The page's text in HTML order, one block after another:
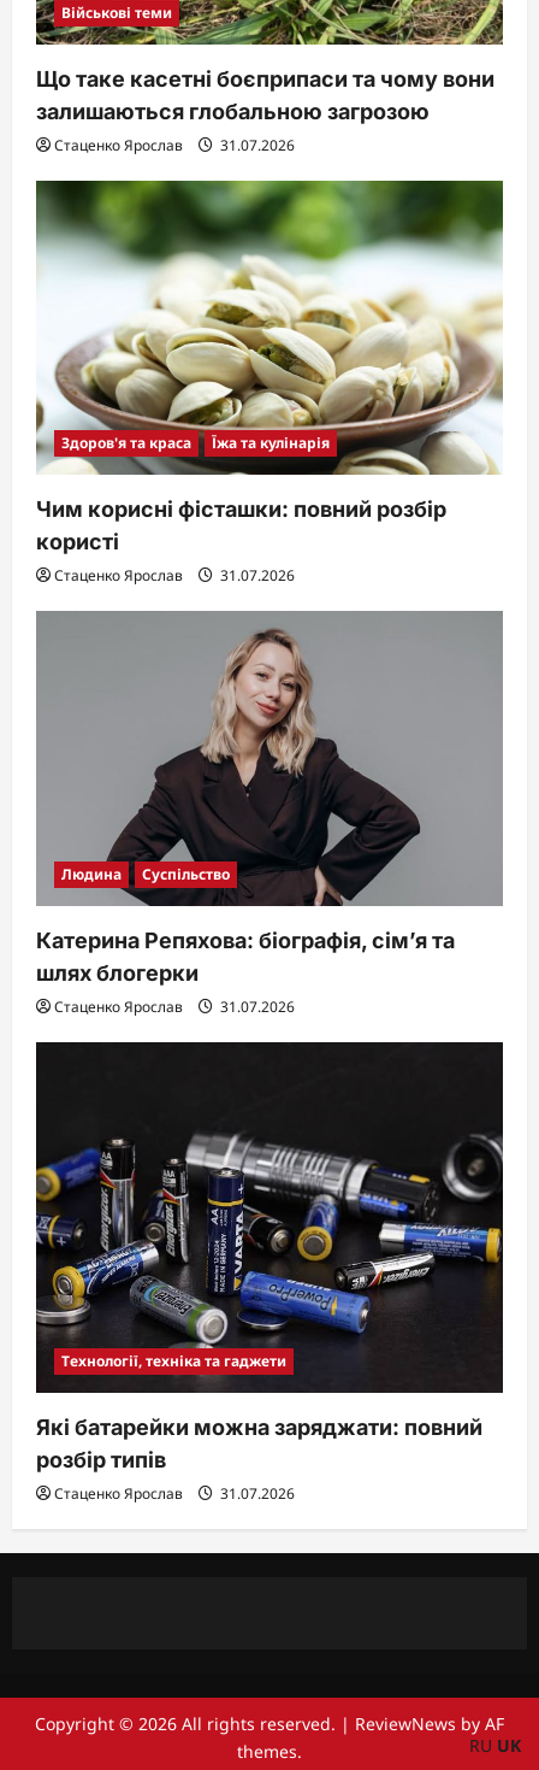
Військові теми
Що таке касетні боєприпаси та чому вони
залишаються глобальною загрозою
Стаценко Ярослав 31.07.2026
Здоров'я та краса Їжа та кулінарія
Чим корисні фісташки: повний розбір
користі
Стаценко Ярослав 31.07.2026
Людина Суспільство
Катерина Репяхова: біографія, сім’я та
шлях блогерки
Стаценко Ярослав 31.07.2026
Технології, техніка та гаджети
Які батарейки можна заряджати: повний
розбір типів
Стаценко Ярослав 31.07.2026
Copyright © 2026 All rights reserved. | ReviewNews by AF
themes.
RU UK